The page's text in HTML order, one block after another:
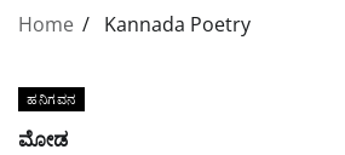
Home Kannada Poetry
ಹನಿಗವನ
ಮೋಡ